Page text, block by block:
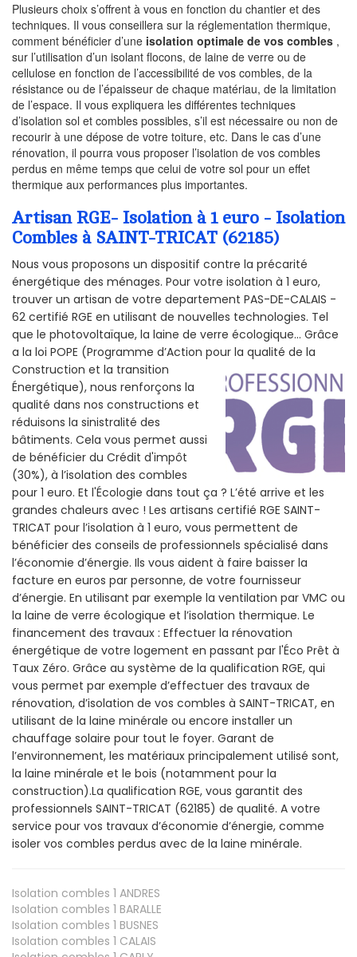
Plusieurs choix s’offrent à vous en fonction du chantier et des
techniques. Il vous conseillera sur la réglementation thermique,
comment bénéficier d’une isolation optimale de vos combles ,
sur l’utilisation d’un isolant flocons, de laine de verre ou de
cellulose en fonction de l’accessibilité de vos combles, de la
résistance ou de l’épaisseur de chaque matériau, de la limitation
de l’espace. Il vous expliquera les différentes techniques
d’isolation sol et combles possibles, s’il est nécessaire ou non de
recourir à une dépose de votre toiture, etc. Dans le cas d’une
rénovation, il pourra vous proposer l’isolation de vos combles
perdus en même temps que celui de votre sol pour un effet
thermique aux performances plus importantes.
Artisan RGE- Isolation à 1 euro - Isolation
Combles à SAINT-TRICAT (62185)
Nous vous proposons un dispositif contre la précarité
énergétique des ménages. Pour votre isolation à 1 euro,
trouver un artisan de votre departement PAS-DE-CALAIS -
62 certifié RGE en utilisant de nouvelles technologies. Tel
que le photovoltaïque, la laine de verre écologique... Grâce
a la loi POPE (Programme d’Action pour la qualité de la
Construction et la transition
Énergétique), nous renforçons la
qualité dans nos constructions et
réduisons la sinistralité des
bâtiments. Cela vous permet aussi
de bénéficier du Crédit d'impôt
(30%), à l’isolation des combles
pour 1 euro. Et l'Écologie dans tout ça ? L’été arrive et les
grandes chaleurs avec ! Les artisans certifié RGE SAINT-
TRICAT pour l’isolation à 1 euro, vous permettent de
bénéficier des conseils de professionnels spécialisé dans
l’économie d’énergie. Ils vous aident à faire baisser la
facture en euros par personne, de votre fournisseur
d’énergie. En utilisant par exemple la ventilation par VMC ou
la laine de verre écologique et l’isolation thermique. Le
financement des travaux : Effectuer la rénovation
énergétique de votre logement en passant par l'Éco Prêt à
Taux Zéro. Grâce au système de la qualification RGE, qui
vous permet par exemple d’effectuer des travaux de
rénovation, d’isolation de vos combles à SAINT-TRICAT, en
utilisant de la laine minérale ou encore installer un
chauffage solaire pour tout le foyer. Garant de
l’environnement, les matériaux principalement utilisé sont,
la laine minérale et le bois (notamment pour la
construction).La qualification RGE, vous garantit des
professionnels SAINT-TRICAT (62185) de qualité. A votre
service pour vos travaux d’économie d’énergie, comme
isoler vos combles perdus avec de la laine minérale.
Isolation combles 1 ANDRES
Isolation combles 1 BARALLE
Isolation combles 1 BUSNES
Isolation combles 1 CALAIS